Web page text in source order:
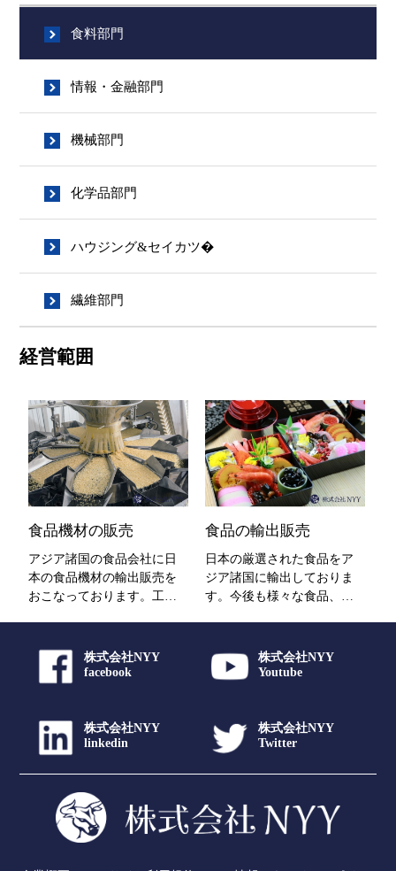
食料部門
情報・金融部門
機械部門
化学品部門
ハウジング&セイカツ�
繊維部門
経営範囲
食品機材の販売
アジア諸国の食品会社に日
本の食品機材の輸出販売を
おこなっております。工場
機など企業のニーズに合わ
せて日本製の精度の高い
食品の輸出販売
日本の厳選された食品をア
ジア諸国に輸出しておりま
す。今後も様々な食品、原
株式会社NYY
facebook
株式会社NYY
Youtube
株式会社NYY
linkedin
株式会社NYY
Twitter